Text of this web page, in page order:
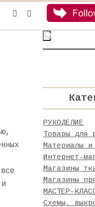
РУКОДЕЛИЕ
Товары для
Материалы и
Интернет-
Магазины
Магазины
МАСТЕР-
Схемы,